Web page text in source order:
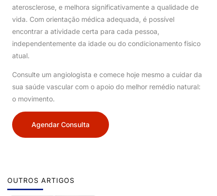
aterosclerose, e melhora significativamente a qualidade de
vida. Com orientação médica adequada, é possível
encontrar a atividade certa para cada pessoa,
independentemente da idade ou do condicionamento físico
atual.
Consulte um angiologista e comece hoje mesmo a cuidar da
sua saúde vascular com o apoio do melhor remédio natural:
o movimento.
Agendar Consulta
OUTROS ARTIGOS